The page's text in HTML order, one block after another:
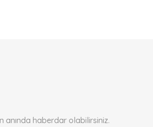
anında haberdar olabilirsiniz.